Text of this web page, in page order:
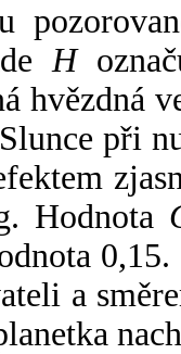
H
hvězdná
při
Hodnota
a